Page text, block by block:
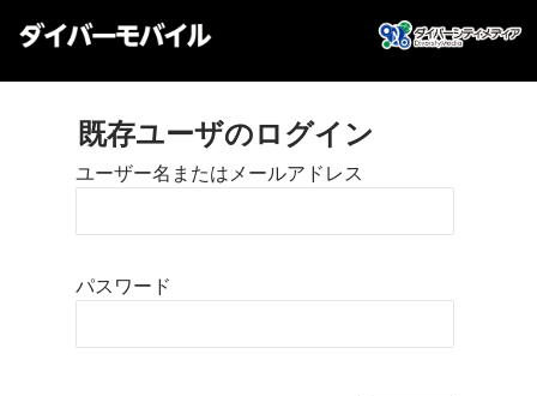
既存ユーザのログイン
ユーザー名またはメールアドレス
パスワード